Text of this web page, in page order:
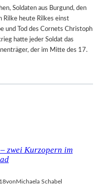
L
S
Ä
U
L
T
Soldaten aus Burgund, den
Rilke heute Rilkes einst
und Tod des Cornets Christoph
hatte jeder Soldat das
der im Mitte des 17.
zwei Kurzopern im
vonMichaela Schabel